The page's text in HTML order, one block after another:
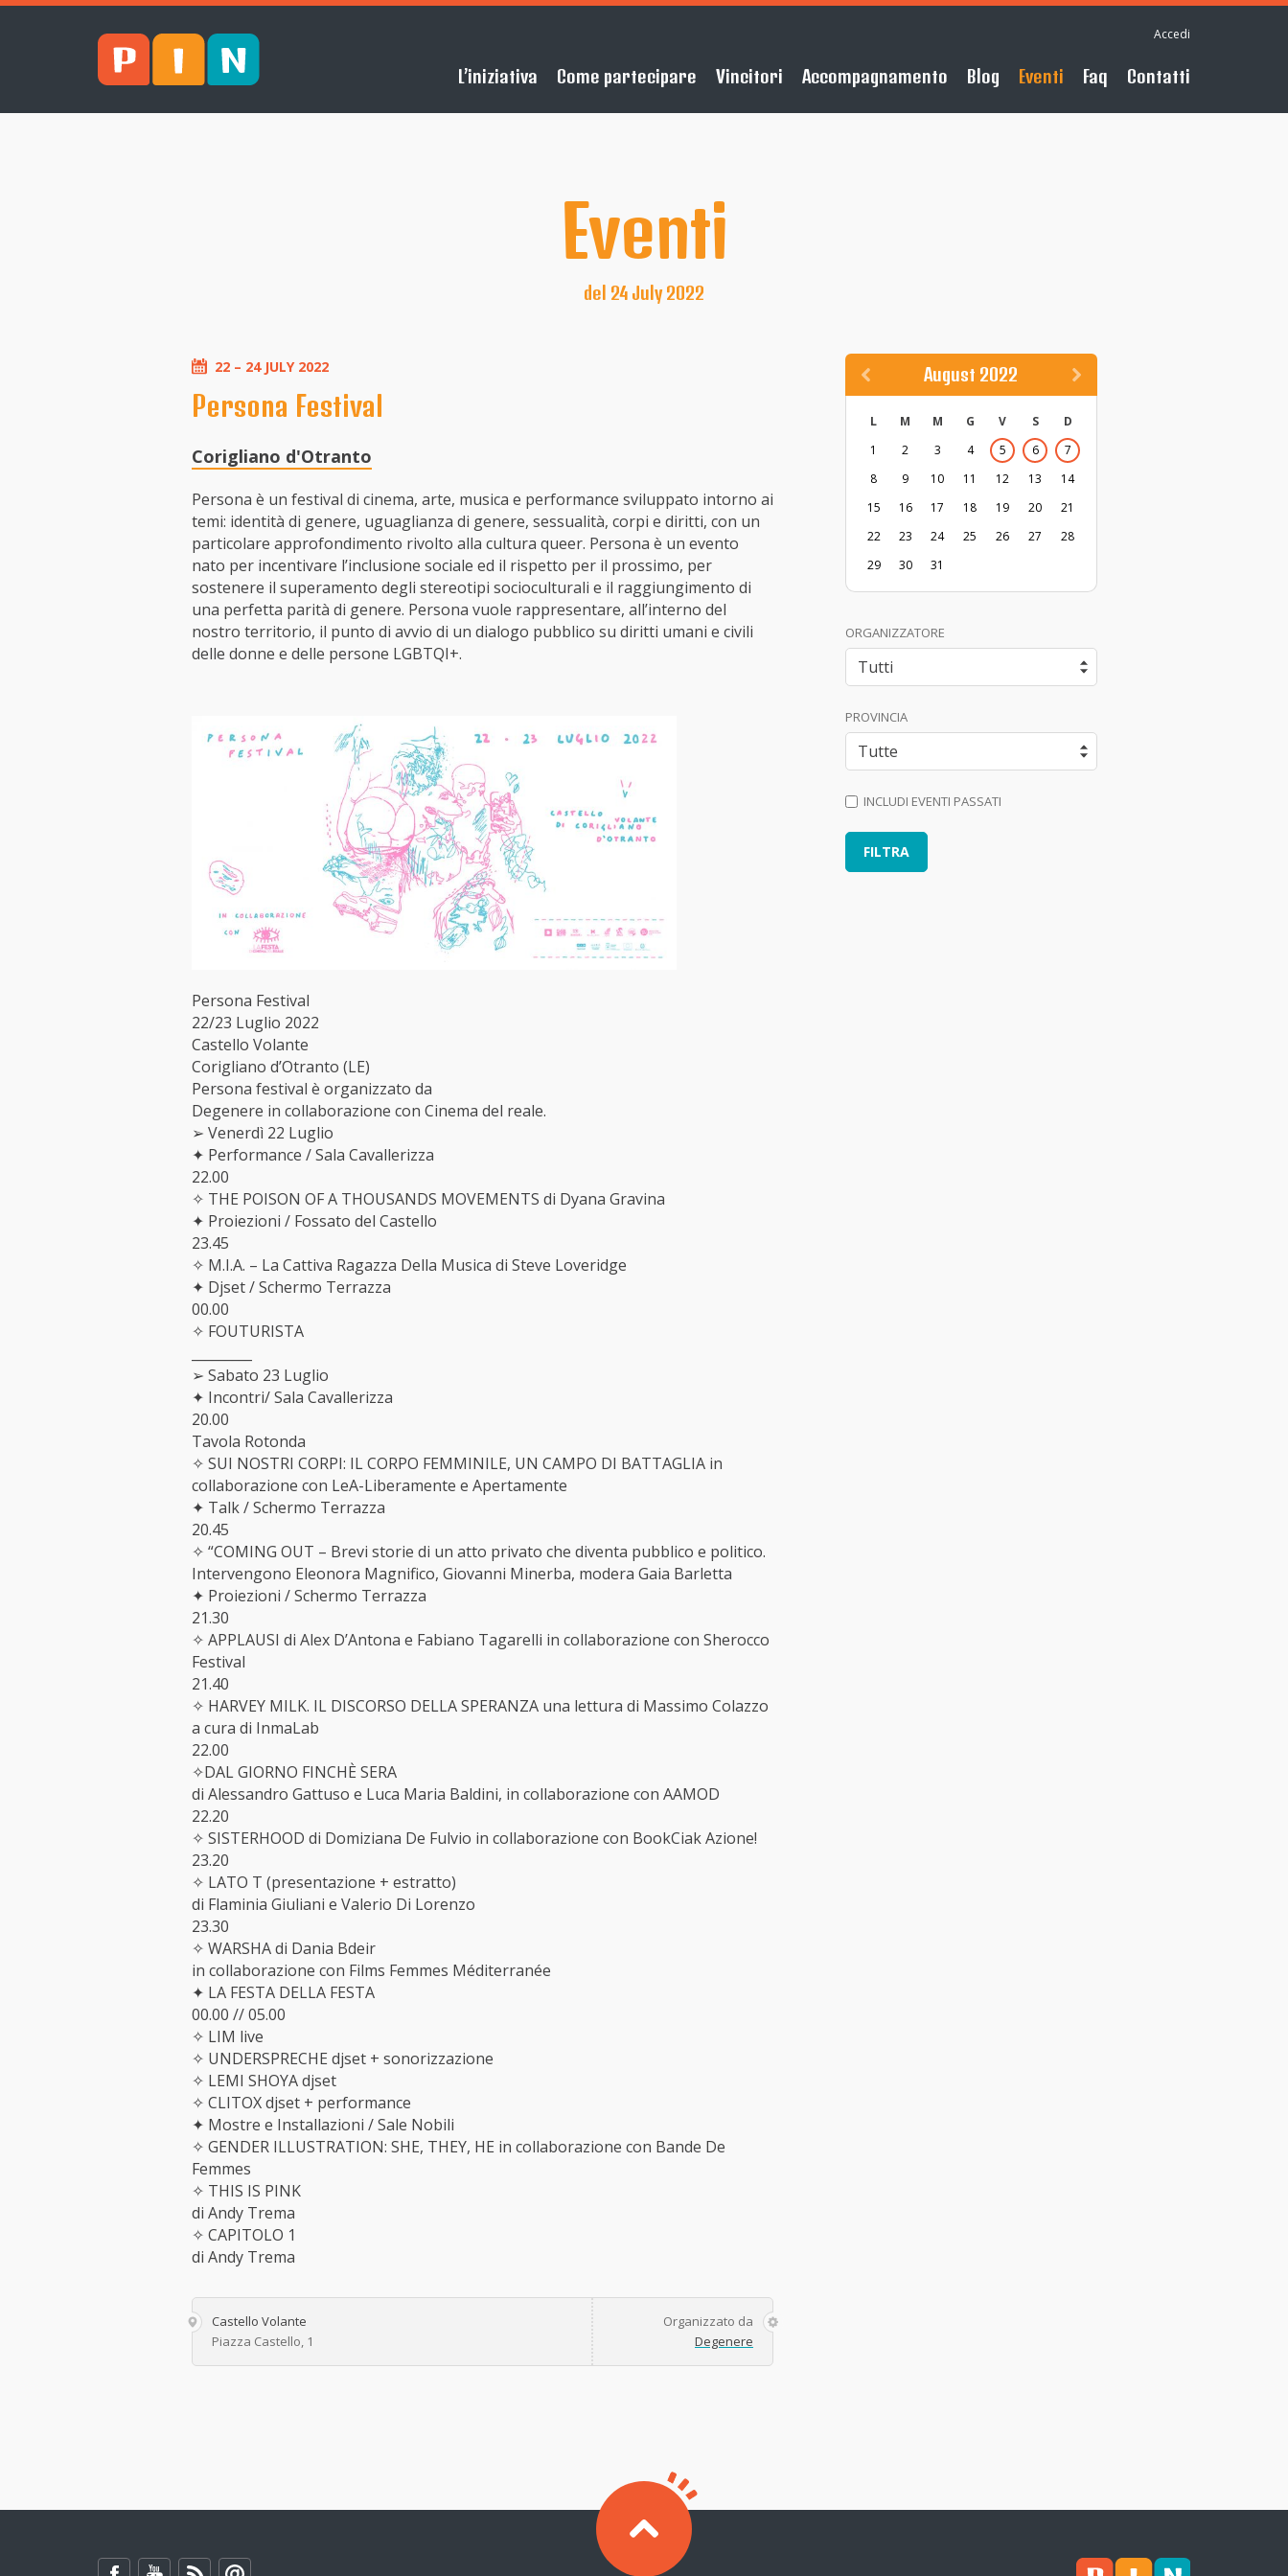
Accedi
L’iniziativa Come partecipare Vincitori Accompagnamento Blog Eventi Faq Contatti
Eventi
del 24 July 2022
22 – 24 JULY 2022
Persona Festival
Corigliano d'Otranto
Persona è un festival di cinema, arte, musica e performance sviluppato intorno ai
temi: identità di genere, uguaglianza di genere, sessualità, corpi e diritti, con un
particolare approfondimento rivolto alla cultura queer. Persona è un evento
nato per incentivare l’inclusione sociale ed il rispetto per il prossimo, per
sostenere il superamento degli stereotipi socioculturali e il raggiungimento di
una perfetta parità di genere. Persona vuole rappresentare, all’interno del
nostro territorio, il punto di avvio di un dialogo pubblico su diritti umani e civili
delle donne e delle persone LGBTQI+.
Persona Festival
22/23 Luglio 2022
Castello Volante
Corigliano d’Otranto (LE)
Persona festival è organizzato da
Degenere in collaborazione con Cinema del reale.
➢ Venerdì 22 Luglio
✦ Performance / Sala Cavallerizza
22.00
✧ THE POISON OF A THOUSANDS MOVEMENTS di Dyana Gravina
✦ Proiezioni / Fossato del Castello
23.45
✧ M.I.A. – La Cattiva Ragazza Della Musica di Steve Loveridge
✦ Djset / Schermo Terrazza
00.00
✧ FOUTURISTA
➢ Sabato 23 Luglio
✦ Incontri/ Sala Cavallerizza
20.00
Tavola Rotonda
✧ SUI NOSTRI CORPI: IL CORPO FEMMINILE, UN CAMPO DI BATTAGLIA in
collaborazione con LeA-Liberamente e Apertamente
✦ Talk / Schermo Terrazza
20.45
✧ “COMING OUT – Brevi storie di un atto privato che diventa pubblico e politico.
Intervengono Eleonora Magnifico, Giovanni Minerba, modera Gaia Barletta
✦ Proiezioni / Schermo Terrazza
21.30
✧ APPLAUSI di Alex D’Antona e Fabiano Tagarelli in collaborazione con Sherocco
Festival
21.40
✧ HARVEY MILK. IL DISCORSO DELLA SPERANZA una lettura di Massimo Colazzo
a cura di InmaLab
22.00
✧DAL GIORNO FINCHÈ SERA
di Alessandro Gattuso e Luca Maria Baldini, in collaborazione con AAMOD
22.20
✧ SISTERHOOD di Domiziana De Fulvio in collaborazione con BookCiak Azione!
23.20
✧ LATO T (presentazione + estratto)
di Flaminia Giuliani e Valerio Di Lorenzo
23.30
✧ WARSHA di Dania Bdeir
in collaborazione con Films Femmes Méditerranée
✦ LA FESTA DELLA FESTA
00.00 // 05.00
✧ LIM live
✧ UNDERSPRECHE djset + sonorizzazione
✧ LEMI SHOYA djset
✧ CLITOX djset + performance
✦ Mostre e Installazioni / Sale Nobili
✧ GENDER ILLUSTRATION: SHE, THEY, HE in collaborazione con Bande De
Femmes
✧ THIS IS PINK
di Andy Trema
✧ CAPITOLO 1
di Andy Trema
Castello Volante
Piazza Castello, 1
Organizzato da
Degenere
August 2022
L M M G V S
D
1
2 3 4 5 6
7
8
9 10 11 12 13
14
15
16 17 18 19 20
21
22
23 24 25 26 27
28
29
30 31
ORGANIZZATORE
PROVINCIA
INCLUDI EVENTI PASSATI